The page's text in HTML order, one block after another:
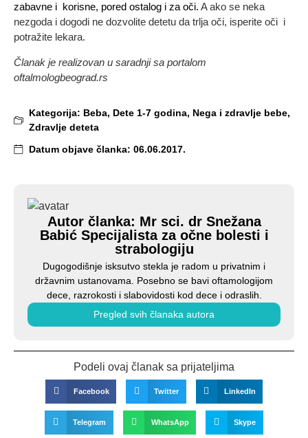
zabavne i korisne, pored ostalog i za oči. A ako se neka
nezgoda i dogodi ne dozvolite detetu da trlja oči, isperite oči i
potražite lekara.
Članak je realizovan u saradnji sa portalom
oftalmologbeograd.rs
Kategorija: Beba, Dete 1-7 godina, Nega i zdravlje bebe,
Zdravlje deteta
Datum objave članka: 06.06.2017.
Autor članka: Mr sci. dr Snežana
Babić Specijalista za očne bolesti i
strabologiju
Dugogodišnje isksutvo stekla je radom u privatnim i
državnim ustanovama. Posebno se bavi oftamologijom
dece, razrokosti i slabovidosti kod dece i odraslih.
Pregled svih članaka autora
Podeli ovaj članak sa prijateljima
Facebook Twitter LinkedIn
Telegram WhatsApp Skype